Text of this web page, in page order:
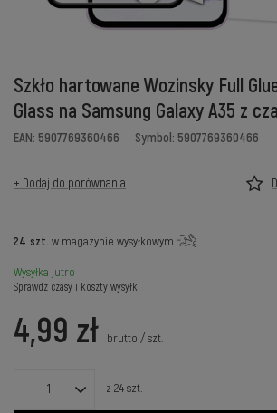
Szkło hartowane Wozinsky Full
Glass na Samsung Galaxy A35 z
EAN: 5907769360466 Symbol: 5907769360466
+ Dodaj do porównania
24 szt. w magazynie wysyłkowym
Wysyłka jutro
Sprawdź czasy i koszty wysyłki
4,99 zł brutto /szt.
z 24szt.